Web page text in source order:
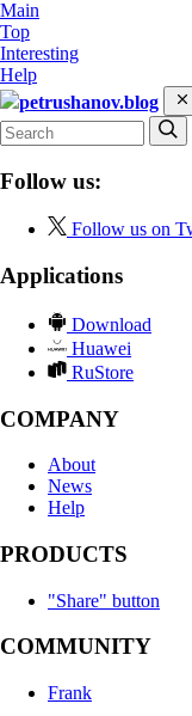
Main
Top
Interesting
Help
petrushanov.blog
Follow us:
Follow us on
Applications
Download
Huawei
RuStore
COMPANY
About
News
Help
PRODUCTS
"Share" button
COMMUNITY
Frank